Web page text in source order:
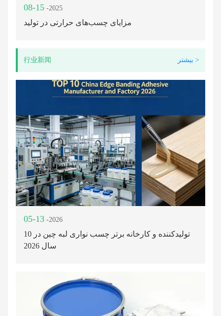
08-15 -2025
مزایای چسب‌های حرارتی در تولید
行业新闻 بیشتر >
05-13 -2026
10 تولیدکننده و کارخانه برتر چسب نواری لبه چین در
سال 2026